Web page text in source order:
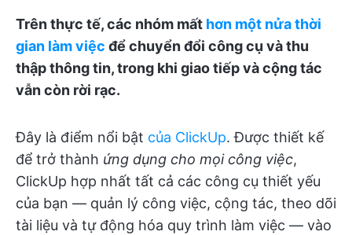
Trên thực tế, các nhóm mất hơn một nửa thời
gian làm việc để chuyển đổi công cụ và thu
thập thông tin, trong khi giao tiếp và cộng tác
vẫn còn rời rạc.
Đây là điểm nổi bật của ClickUp. Được thiết kế
để trở thành ứng dụng cho mọi công việc,
ClickUp hợp nhất tất cả các công cụ thiết yếu
của bạn — quản lý công việc, cộng tác, theo dõi
tài liệu và tự động hóa quy trình làm việc — vào